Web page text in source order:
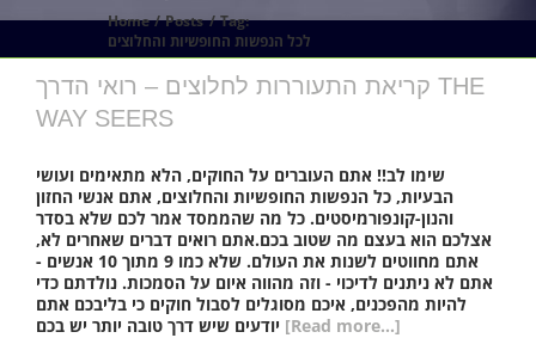
Home Posts
Tag:
לכל הנפשות החופשיות והחלוצים
קריאת התעוררות לחלוצים – רואי הדרך THE
WAY SEERS
שימו לב!! אתם העוברים על החוקים, הלא מתאימים ועושי
הבעיות, כל הנפשות החופשיות והחלוצים, אתם אנשי החזון
והנון-קונפורמיסטים. כל מה שהממסד אמר לכם שלא בסדר
אצלכם הוא בעצם מה שטוב בכם.אתם רואים דברים שאחרים לא,
אתם מחווטים לשנות את העולם. שלא כמו 9 מתוך 10 אנשים -
אתם לא ניתנים לדיכוי - וזה מהווה איום על הסמכות. נולדתם כדי
להיות מהפכנים, איכם מסוגלים לסבול חוקים כי בליבכם אתם
[Read more...]